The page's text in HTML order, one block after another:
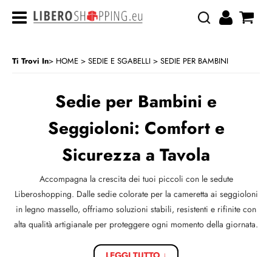
Ti Trovi In HOME SEDIE E SGABELLI SEDIE PER BAMBINI
Sedie per Bambini e
Seggioloni: Comfort e
Sicurezza a Tavola
Accompagna la crescita dei tuoi piccoli con le sedute
Liberoshopping. Dalle sedie colorate per la cameretta ai seggioloni
in legno massello, offriamo soluzioni stabili, resistenti e rifinite con
alta qualità artigianale per proteggere ogni momento della giornata.